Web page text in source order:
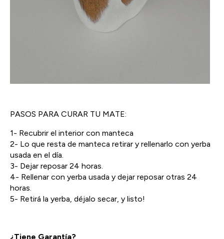
PASOS PARA CURAR TU MATE:
1- Recubrir el interior con manteca
2- Lo que resta de manteca retirar y rellenarlo con yerba
usada en el día.
3- Dejar reposar 24 horas.
4- Rellenar con yerba usada y dejar reposar otras 24
horas.
5- Retirá la yerba, déjalo secar, y listo!
¿Tiene Garantía?